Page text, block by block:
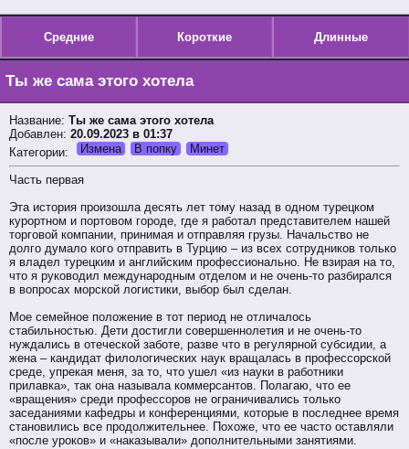
Средние Короткие Длинные
Ты же сама этого хотела
Название: Ты же сама этого хотела
Добавлен: 20.09.2023 в 01:37
Категории:
Измена В попку Минет
Часть первая
Эта история произошла десять лет тому назад в одном турецком
курортном и портовом городе, где я работал представителем нашей
торговой компании, принимая и отправляя грузы. Начальство не
долго думало кого отправить в Турцию – из всех сотрудников только
я владел турецким и английским профессионально. Не взирая на то,
что я руководил международным отделом и не очень-то разбирался
в вопросах морской логистики, выбор был сделан.
Мое семейное положение в тот период не отличалось
стабильностью. Дети достигли совершеннолетия и не очень-то
нуждались в отеческой заботе, разве что в регулярной субсидии, а
жена – кандидат филологических наук вращалась в профессорской
среде, упрекая меня, за то, что ушел «из науки в работники
прилавка», так она называла коммерсантов. Полагаю, что ее
«вращения» среди профессоров не ограничивались только
заседаниями кафедры и конференциями, которые в последнее время
становились все продолжительнее. Похоже, что ее часто оставляли
«после уроков» и «наказывали» дополнительными занятиями.